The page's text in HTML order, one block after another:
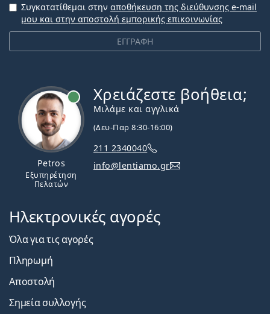
ΕΓΓΡΑΦΗ
Συγκατατίθεμαι στην αποθήκευση της διεύθυνσης e-mail
μου και στην αποστολή εμπορικής επικοινωνίας
Petros
Εξυπηρέτηση
Πελατών
Χρειάζεστε βοήθεια;
Μιλάμε και αγγλικά
(Δευ-Παρ 8:30-16:00)
211 2340040
info@lentiamo.gr
Ηλεκτρονικές αγορές
Όλα για τις αγορές
Πληρωμή
Αποστολή
Σημεία συλλογής